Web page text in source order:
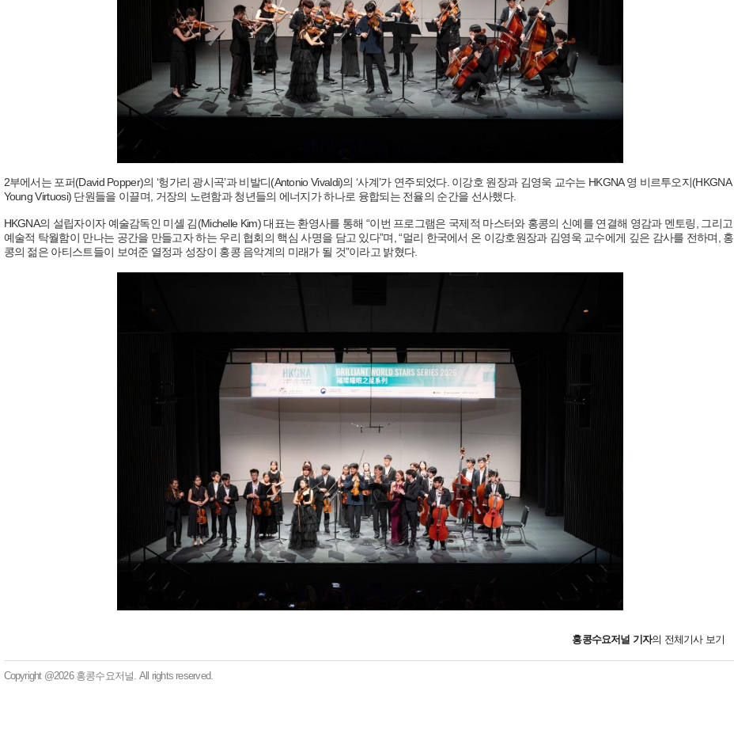
2부에서는 포퍼(David Popper)의 ‘헝가리 광시곡’과 비발디(Antonio Vivaldi)의 ‘사계’가 연주되었다. 이강호 원장과 김영욱 교수는 HKGNA 영 비르투오지(HKGNA
Young Virtuosi) 단원들을 이끌며, 거장의 노련함과 청년들의 에너지가 하나로 융합되는 전율의 순간을 선사했다.
HKGNA의 설립자이자 예술감독인 미셸 김(Michelle Kim) 대표는 환영사를 통해 “이번 프로그램은 국제적 마스터와 홍콩의 신예를 연결해 영감과 멘토링, 그리고
예술적 탁월함이 만나는 공간을 만들고자 하는 우리 협회의 핵심 사명을 담고 있다”며, “멀리 한국에서 온 이강호원장과 김영욱 교수에게 깊은 감사를 전하며, 홍
콩의 젊은 아티스트들이 보여준 열정과 성장이 홍콩 음악계의 미래가 될 것”이라고 밝혔다.
홍콩수요저널 기자의 전체기사 보기
Copyright @2026 홍콩수요저널. All rights reserved.